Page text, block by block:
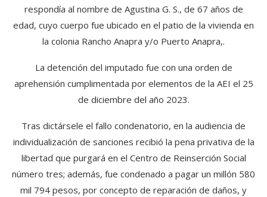
respondía al nombre de Agustina G. S., de 67 años de
edad, cuyo cuerpo fue ubicado en el patio de la vivienda en
la colonia Rancho Anapra y/o Puerto Anapra,.
La detención del imputado fue con una orden de
aprehensión cumplimentada por elementos de la AEI el 25
de diciembre del año 2023.
Tras dictársele el fallo condenatorio, en la audiencia de
individualización de sanciones recibió la pena privativa de la
libertad que purgará en el Centro de Reinserción Social
número tres; además, fue condenado a pagar un millón 580
mil 794 pesos, por concepto de reparación de daños, y